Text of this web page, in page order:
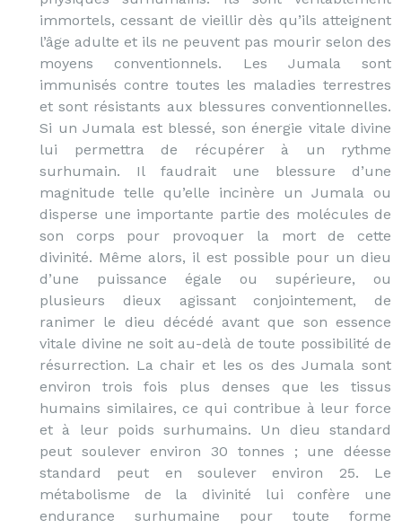
immortels, cessant de vieillir dès qu’ils atteignent
l’âge adulte et ils ne peuvent pas mourir selon des
moyens conventionnels. Les Jumala sont
immunisés contre toutes les maladies terrestres
et sont résistants aux blessures conventionnelles.
Si un Jumala est blessé, son énergie vitale divine
lui permettra de récupérer à un rythme
surhumain. Il faudrait une blessure d’une
magnitude telle qu’elle incinère un Jumala ou
disperse une importante partie des molécules de
son corps pour provoquer la mort de cette
divinité. Même alors, il est possible pour un dieu
d’une puissance égale ou supérieure, ou
plusieurs dieux agissant conjointement, de
ranimer le dieu décédé avant que son essence
vitale divine ne soit au-delà de toute possibilité de
résurrection. La chair et les os des Jumala sont
environ trois fois plus denses que les tissus
humains similaires, ce qui contribue à leur force
et à leur poids surhumains. Un dieu standard
peut soulever environ 30 tonnes ; une déesse
standard peut en soulever environ 25. Le
métabolisme de la divinité lui confère une
endurance surhumaine pour toute forme